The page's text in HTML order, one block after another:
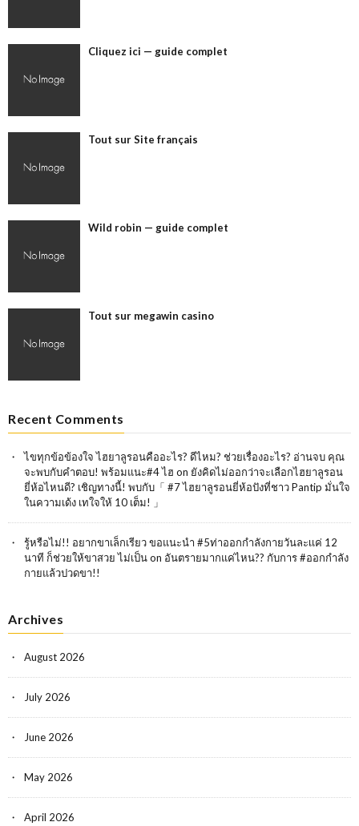
Cliquez ici — guide complet
Tout sur Site français
Wild robin — guide complet
Tout sur megawin casino
Recent Comments
ไขทุกข้อข้องใจ ไฮยาลูรอนคืออะไร? ดีไหม? ช่วยเรื่องอะไร? อ่านจบ คุณ
จะพบกับคำตอบ! พร้อมแนะ#4 ไฮ on ยังคิดไม่ออกว่าจะเลือกไฮยาลูรอน
ยี่ห้อไหนดี? เชิญทางนี้! พบกับ「 #7 ไฮยาลูรอนยี่ห้อปังที่ชาว Pantip มั่นใจ
ในความเด้ง เทใจให้ 10 เต็ม! 」
รู้หรือไม่!! อยากขาเล็กเรียว ขอแนะนำ #5ท่าออกกำลังกายวันละเเค่ 12
นาที ก็ช่วยให้ขาสวย ไม่เป็นon อันตรายมากแค่ไหน?? กับการ #ออกกำลัง
กายแล้วปวดขา!!
Archives
August 2026
July 2026
June 2026
May 2026
April 2026